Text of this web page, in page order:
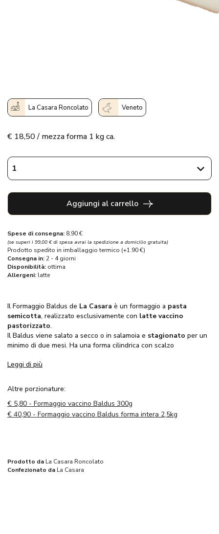
La Casara Roncolato Veneto
€ 18,50 / mezza forma 1 kg ca.
Aggiungi al carrello
Spese di consegna: 8,90 €
(se superi i 99,00 € di spesa avrai la spedizione a domicilio gratuita)
Prodotto spedito in imballaggio termico (+1.90 €)
Consegna in: 2 - 4 giorni
Disponibilità: ottima
Allergeni: latte
Il Formaggio Baldus de La Casara è un formaggio a pasta
semicotta, realizzato esclusivamente con latte vaccino
pastorizzato.
Il Baldus viene salato a secco o in salamoia e stagionato per un
minimo di due mesi. Ha una forma cilindrica con scalzo
la pasta di colore giallo paglierino
lattico, dolce e intenso.
Leggi di più
Altre porzionature:
€ 5,80 - Formaggio vaccino Baldus 300g
€ 40,90 - Formaggio vaccino Baldus forma intera 2,5kg
Prodotto da La Casara Roncolato
Confezionato da La Casara